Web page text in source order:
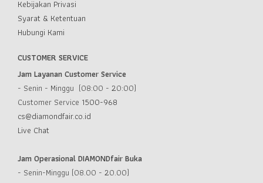
Kebijakan Privasi
Syarat & Ketentuan
Hubungi Kami
CUSTOMER SERVICE
Jam Layanan Customer Service
- Senin - Minggu (08:00 - 20:00)
Customer Service 1500-968
cs@diamondfair.co.id
Live Chat
Jam Operasional DIAMONDfair Buka
- Senin-Minggu (08.00 - 20.00)